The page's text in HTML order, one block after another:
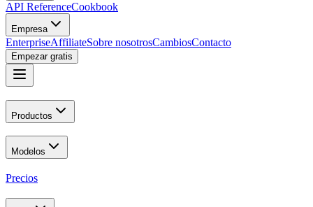
API ReferenceCookbook
Empresa
EnterpriseAffiliateSobre nosotrosCambiosContacto
Empezar gratis
Productos
Modelos
Precios